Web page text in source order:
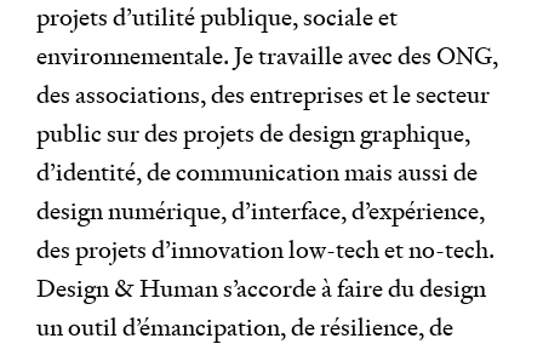
projets d’utilité publique, sociale et
environnementale. Je travaille avec des ONG,
des associations, des entreprises et le secteur
public sur des projets de design graphique,
d’identité, de communication mais aussi de
design numérique, d’interface, d’expérience,
des projets d’innovation low-tech et no-tech.
Design & Human s’accorde à faire du design
un outil d’émancipation, de résilience, de